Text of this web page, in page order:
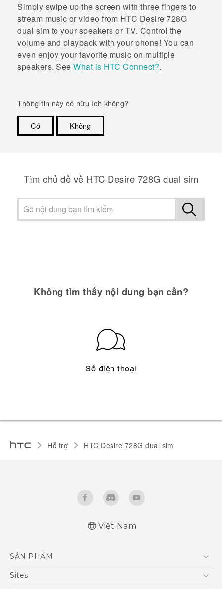
Simply swipe up the screen with three fingers to
stream music or video from HTC Desire 728G
dual sim to your speakers or TV. Control the
volume and playback with your phone! You can
even enjoy your favorite music on multiple
speakers. See What is HTC Connect?.
Thông tin này có hữu ích không?
Có
Không
Tìm chủ đề về HTC Desire 728G dual sim
Không tìm thấy nội dung bạn cần?
Số điện thoại
Hỗ trợ HTC Desire 728G dual sim‎
Việt Nam
SẢN PHẨM
5G
Sites